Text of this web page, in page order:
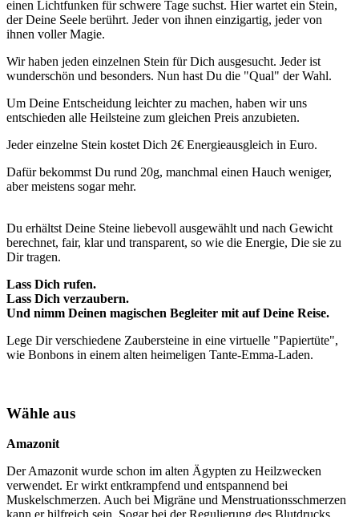
einen Lichtfunken für schwere Tage suchst. Hier wartet ein Stein,
der Deine Seele berührt. Jeder von ihnen einzigartig, jeder von
ihnen voller Magie.
Wir haben jeden einzelnen Stein für Dich ausgesucht. Jeder ist
wunderschön und besonders. Nun hast Du die "Qual" der Wahl.
Um Deine Entscheidung leichter zu machen, haben wir uns
entschieden alle Heilsteine zum gleichen Preis anzubieten.
Jeder einzelne Stein kostet Dich 2€ Energieausgleich in Euro.
Dafür bekommst Du rund 20g, manchmal einen Hauch weniger,
aber meistens sogar mehr.
Du erhältst Deine Steine liebevoll ausgewählt und nach Gewicht
berechnet, fair, klar und transparent, so wie die Energie, Die sie zu
Dir tragen.
Lass Dich rufen.
Lass Dich verzaubern.
Und nimm Deinen magischen Begleiter mit auf Deine Reise.
Lege Dir verschiedene Zaubersteine in eine virtuelle "Papiertüte",
wie Bonbons in einem alten heimeligen Tante-Emma-Laden.
Wähle aus
Amazonit
Der Amazonit wurde schon im alten Ägypten zu Heilzwecken
verwendet. Er wirkt entkrampfend und entspannend bei
Muskelschmerzen. Auch bei Migräne und Menstruationsschmerzen